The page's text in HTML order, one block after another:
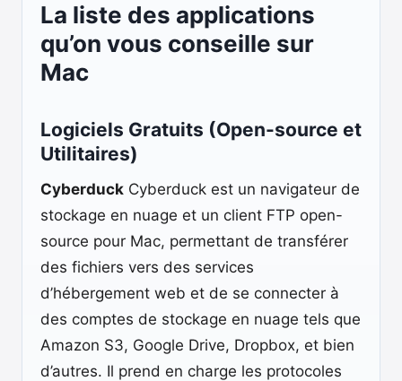
La liste des applications
qu’on vous conseille sur
Mac
Logiciels Gratuits (Open-source et
Utilitaires)
Cyberduck Cyberduck est un navigateur de
stockage en nuage et un client FTP open-
source pour Mac, permettant de transférer
des fichiers vers des services
d’hébergement web et de se connecter à
des comptes de stockage en nuage tels que
Amazon S3, Google Drive, Dropbox, et bien
d’autres. Il prend en charge les protocoles